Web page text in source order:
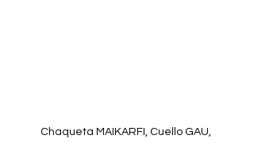
Chaqueta MAIKARFI, Cuello GAU,